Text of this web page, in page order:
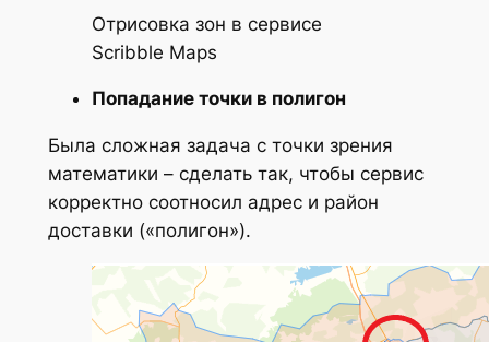
Отрисовка зон в сервисе
Scribble Maps
Попадание точки в полигон
Была сложная задача с точки зрения
математики – сделать так, чтобы сервис
корректно соотносил адрес и район
доставки («полигон»).